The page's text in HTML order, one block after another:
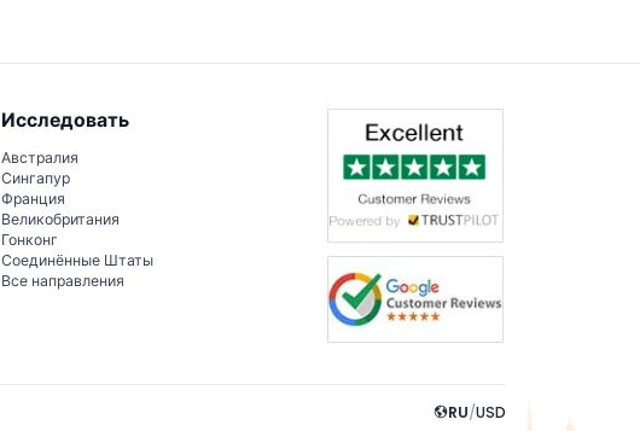
Исследовать
Австралия
Сингапур
Франция
Великобритания
Гонконг
Соединённые Штаты
Все направления
RU/USD